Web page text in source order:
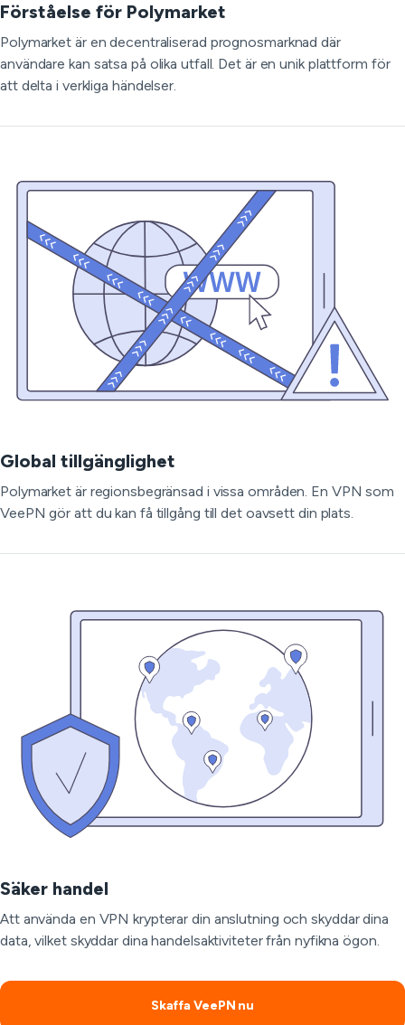
Förståelse för Polymarket
Polymarket är en decentraliserad prognosmarknad där
användare kan satsa på olika utfall. Det är en unik plattform för
att delta i verkliga händelser.
Global tillgänglighet
Polymarket är regionsbegränsad i vissa områden. En VPN som
VeePN gör att du kan få tillgång till det oavsett din plats.
Säker handel
Att använda en VPN krypterar din anslutning och skyddar dina
data, vilket skyddar dina handelsaktiviteter från nyfikna ögon.
Skaffa VeePN nu